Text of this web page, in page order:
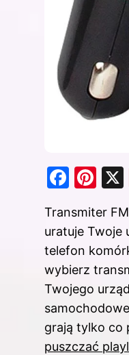
F
c
e
b
o
o
k
Pi
er
e
st
Transmiter
uratuje Twoje
telefon
wybierz
Twojego
grają tylko co
puszczać